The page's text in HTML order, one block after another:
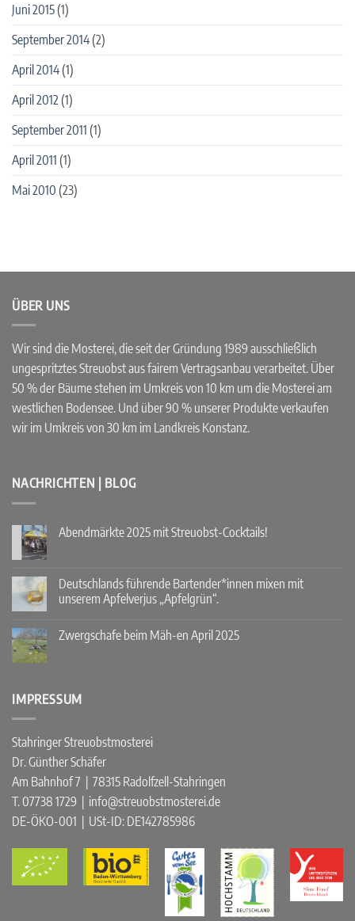
Juni 2015(1)
September 2014(2)
April 2014(1)
April 2012 (1)
September 2011 (1)
April 2011 (1)
Mai 2010 (23)
ÜBER UNS
Wir sind die Mosterei, die seit der Gründung 1989 ausschließlich
ungespritztes Streuobst aus fairem Vertragsanbau verarbeitet. Über
50 % der Bäume stehen im Umkreis von 10 km um die Mosterei am
westlichen Bodensee. Und über 90 % unserer Produkte verkaufen
wir im Umkreis von 30 km im Landkreis Konstanz.
NACHRICHTEN | BLOG
Abendmärkte 2025 mit Streuobst-Cocktails!
Abendmärkte
2025
mit
Deutschlands führende Bartender*innen mixen mit
unserem Apfelverjus „Apfelgrün“.
zu
Deutschlands
unserem
Apfelverjus
Zwergschafe beim Mäh-en April 2025
beim
Mäh-
IMPRESSUM
Stahringer Streuobstmosterei
Dr. Günther Schäfer
Am Bahnhof 7 | 78315 Radolfzell-Stahringen
T. 07738 1729 | info@streuobstmosterei.de
DE-ÖKO-001 | USt-ID: DE142785986